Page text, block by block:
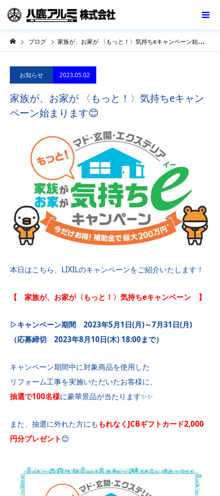
ブログ 家族が、お家が 〈もっと！〉気持ちeキャンペーン始まります😊
お知らせ 2023.05.02
家族が、お家が 〈もっと！〉気持ちeキャン
ペーン始まります😊
本日はこちら、LIXILのキャンペーンをご紹介いたします！
【 家族が、お家が〈もっと！〉気持ちeキャンペーン 】
▷キャンペーン期間 2023年5月1日(月)～7月31日(月)
（応募締切 2023年8月10日(木) 18:00まで）
キャンペーン期間中に対象商品を使用した
リフォーム工事を実施いただいたお客様に、
抽選で100名様に豪華景品が当たります✨✨
また、抽選に外れた方にももれなくJCBギフトカード2,000
円分プレゼント😊